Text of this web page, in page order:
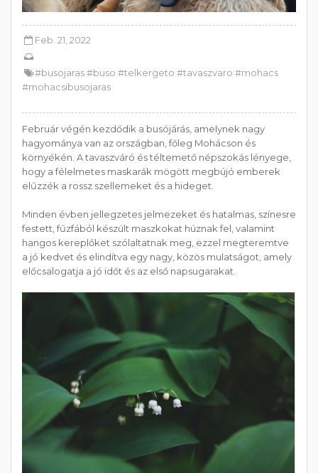
Feb. 21, 2022
#busojaras #buso #telkergeto #tavaszvaro #mohacs
#mohacsibusojaras
Február végén kezdődik a busójárás, amelynek nagy
hagyománya van az országban, főleg Mohácson és
környékén. A tavaszváró és téltemető népszokás lényege,
hogy a félelmetes maskarák mögött megbújó emberek
elűzzék a rossz szellemeket és a hideget.
Minden évben jellegzetes jelmezeket és hatalmas, színesre
festett, fűzfából készült maszkokat húznak fel, valamint
hangos kereplőket szólaltatnak meg, ezzel megteremtve
a jó kedvet és elindítva egy nagy, közös mulatságot, amely
előcsalogatja a jó időt és az első napsugarakat.